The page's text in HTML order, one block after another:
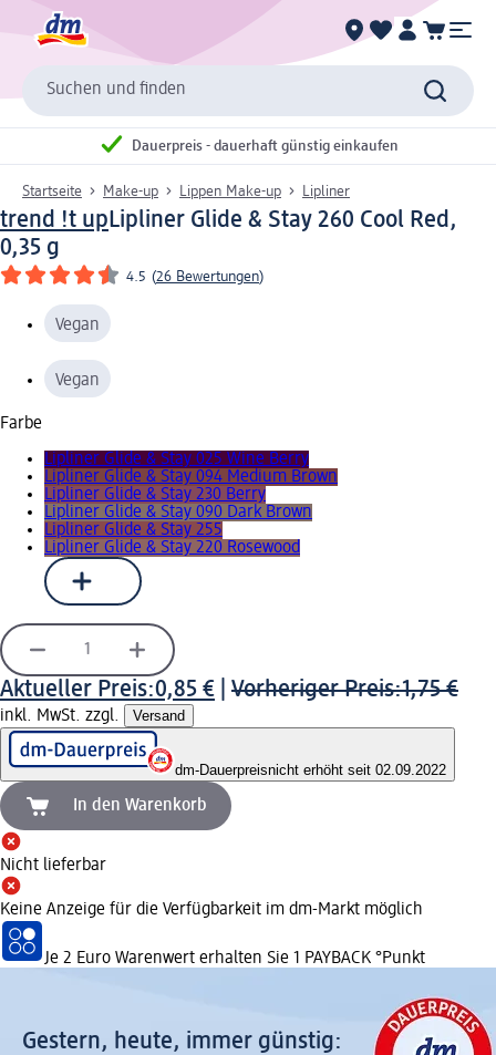
Suchen und finden
Dauerpreis - dauerhaft günstig einkaufen
Startseite Make-up Lippen Make-up Lipliner
trend !t upLipliner Glide & Stay 260 Cool Red,
0,35 g
4.5 (26 Bewertungen)
Vegan
Vegan
Farbe
Lipliner Glide & Stay 025 Wine Berry
Lipliner Glide & Stay 094 Medium Brown
Lipliner Glide & Stay 230 Berry
Lipliner Glide & Stay 090 Dark Brown
Lipliner Glide & Stay 255
Lipliner Glide & Stay 220 Rosewood
Aktueller Preis:0,85 € Vorheriger Preis:1,75 €
inkl. MwSt. zzgl. Versand
dm-Dauerpreisnicht erhöht seit 02.09.2022
In den Warenkorb
Nicht lieferbar
Keine Anzeige für die Verfügbarkeit im dm-Markt möglich
Je 2 Euro Warenwert erhalten Sie 1 PAYBACK °Punkt
Gestern, heute, immer günstig: